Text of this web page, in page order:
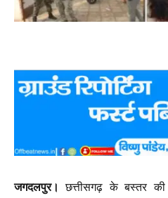
जगदलपुर। छत्तीसगढ़ के बस्तर की